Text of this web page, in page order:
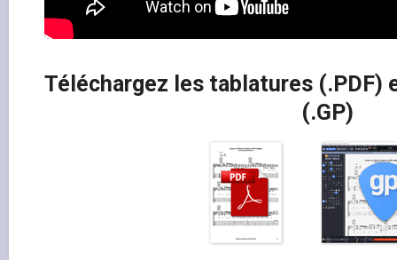
Téléchargez les tablatures
(.GP)